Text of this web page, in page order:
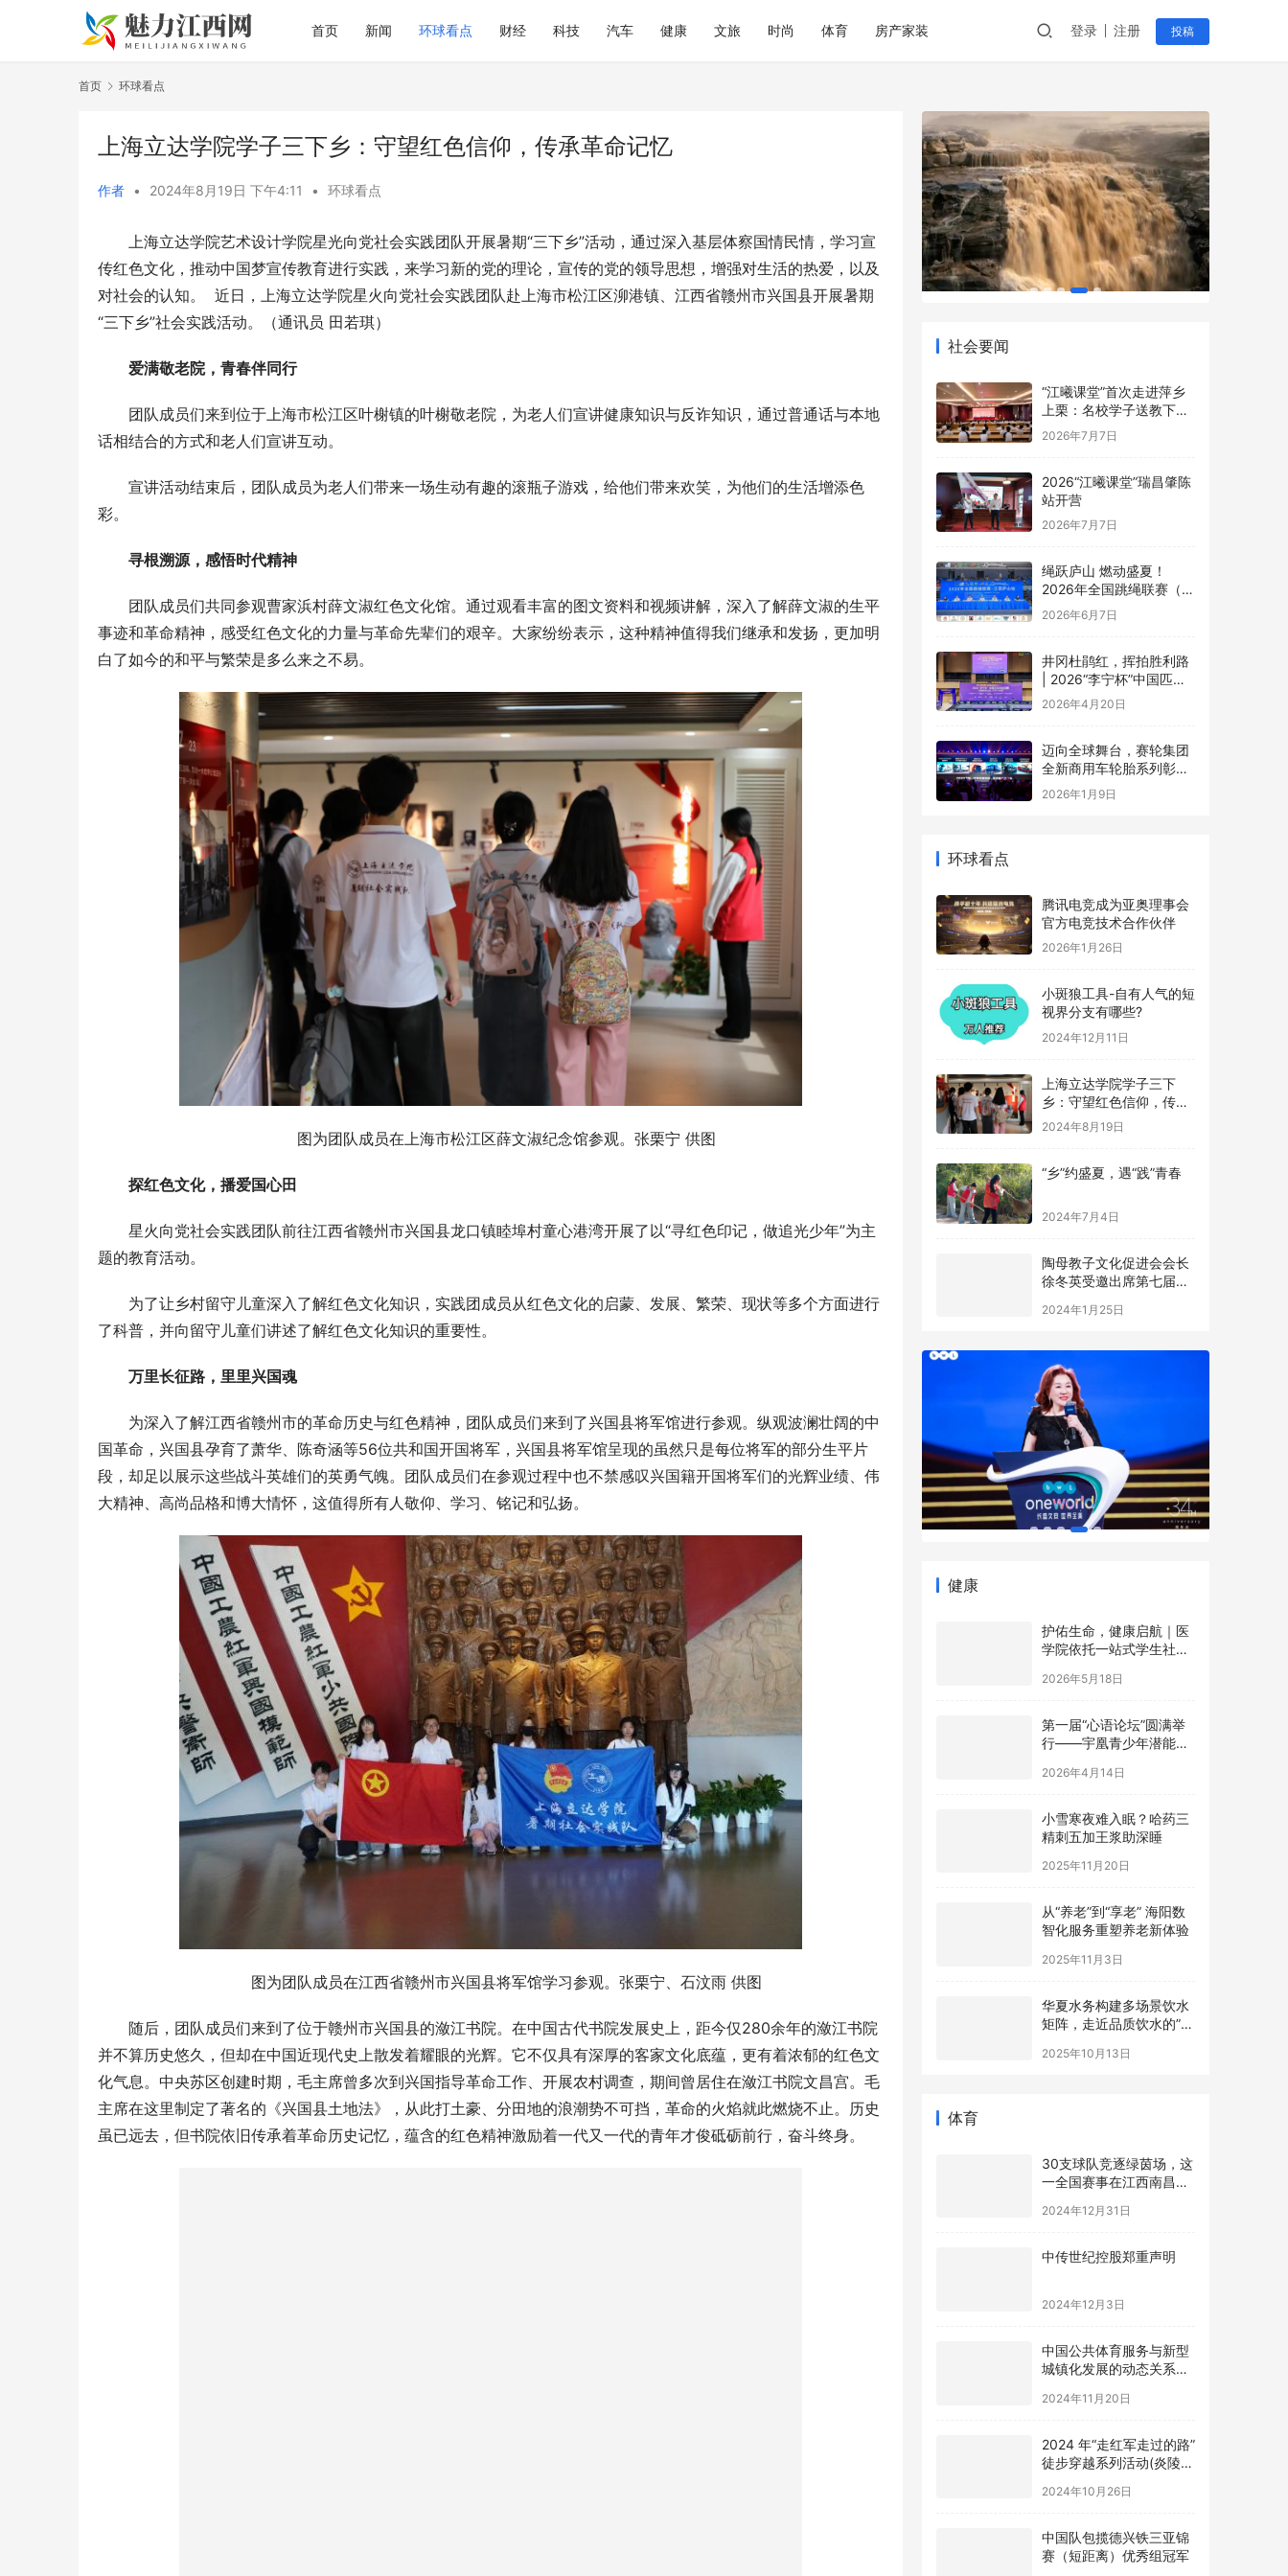
首页 新闻 环球看点 财经 科技 汽车 健康 文旅 时尚 体育 房产家装 登录 注册 投稿
首页 环球看点
上海立达学院学子三下乡：守望红色信仰，传承革命记忆
作者 • 2024年8月19日 下午4:11 • 环球看点
上海立达学院艺术设计学院星光向党社会实践团队开展暑期“三下乡”活动，通过深入基层体察国情民情，学习宣
传红色文化，推动中国梦宣传教育进行实践，来学习新的党的理论，宣传的党的领导思想，增强对生活的热爱，以及
对社会的认知。  近日，上海立达学院星火向党社会实践团队赴上海市松江区泖港镇、江西省赣州市兴国县开展暑期
“三下乡”社会实践活动。（通讯员 田若琪）
爱满敬老院，青春伴同行
团队成员们来到位于上海市松江区叶榭镇的叶榭敬老院，为老人们宣讲健康知识与反诈知识，通过普通话与本地
话相结合的方式和老人们宣讲互动。
宣讲活动结束后，团队成员为老人们带来一场生动有趣的滚瓶子游戏，给他们带来欢笑，为他们的生活增添色
彩。
寻根溯源，感悟时代精神
团队成员们共同参观曹家浜村薛文淑红色文化馆。通过观看丰富的图文资料和视频讲解，深入了解薛文淑的生平
事迹和革命精神，感受红色文化的力量与革命先辈们的艰辛。大家纷纷表示，这种精神值得我们继承和发扬，更加明
白了如今的和平与繁荣是多么来之不易。
图为团队成员在上海市松江区薛文淑纪念馆参观。张栗宁 供图
探红色文化，播爱国心田
星火向党社会实践团队前往江西省赣州市兴国县龙口镇睦埠村童心港湾开展了以“寻红色印记，做追光少年”为主
题的教育活动。
为了让乡村留守儿童深入了解红色文化知识，实践团成员从红色文化的启蒙、发展、繁荣、现状等多个方面进行
了科普，并向留守儿童们讲述了解红色文化知识的重要性。
万里长征路，里里兴国魂
为深入了解江西省赣州市的革命历史与红色精神，团队成员们来到了兴国县将军馆进行参观。纵观波澜壮阔的中
国革命，兴国县孕育了萧华、陈奇涵等56位共和国开国将军，兴国县将军馆呈现的虽然只是每位将军的部分生平片
段，却足以展示这些战斗英雄们的英勇气魄。团队成员们在参观过程中也不禁感叹兴国籍开国将军们的光辉业绩、伟
大精神、高尚品格和博大情怀，这值得所有人敬仰、学习、铭记和弘扬。
图为团队成员在江西省赣州市兴国县将军馆学习参观。张栗宁、石汶雨 供图
随后，团队成员们来到了位于赣州市兴国县的潋江书院。在中国古代书院发展史上，距今仅280余年的潋江书院
并不算历史悠久，但却在中国近现代史上散发着耀眼的光辉。它不仅具有深厚的客家文化底蕴，更有着浓郁的红色文
化气息。中央苏区创建时期，毛主席曾多次到兴国指导革命工作、开展农村调查，期间曾居住在潋江书院文昌宫。毛
主席在这里制定了著名的《兴国县土地法》，从此打土豪、分田地的浪潮势不可挡，革命的火焰就此燃烧不止。历史
虽已远去，但书院依旧传承着革命历史记忆，蕴含的红色精神激励着一代又一代的青年才俊砥砺前行，奋斗终身。
社会要闻
“江曦课堂”首次走进萍乡
上栗：名校学子送教下乡
点亮乡村少年暑期梦
2026年7月7日
2026“江曦课堂”瑞昌肇陈
站开营
2026年7月7日
绳跃庐山 燃动盛夏！
2026年全国跳绳联赛（江
西庐山站）盛大开幕
2026年6月7日
井冈杜鹃红，挥拍胜利路
| 2026“李宁杯”中国匹克
球巡回赛井冈山站圆满落
2026年4月20日
迈向全球舞台，赛轮集团
全新商用车轮胎系列彰显
中国品牌实力
2026年1月9日
环球看点
腾讯电竞成为亚奥理事会
官方电竞技术合作伙伴
2026年1月26日
小斑狼工具-自有人气的短
视界分支有哪些?
2024年12月11日
上海立达学院学子三下
乡：守望红色信仰，传承
革命记忆
2024年8月19日
“乡”约盛夏，遇“践”青春
2024年7月4日
陶母教子文化促进会会长
徐冬英受邀出席第七届公
2024年1月25日
健康
护佑生命，健康启航｜医
学院依托一站式学生社区
式健康科普游园会
2026年5月18日
第一届“心语论坛”圆满举
行——宇凰青少年潜能成
长基地协办，助力青少年
心理健康事业
精刺五加王浆助深睡
智化服务重塑养老新体验
矩阵，走近品质饮水的”最
后一米“
一全国赛事在江西南昌进
贤县开赛
城镇化发展的动态关系及
优化路径研究
徒步穿越系列活动(炎陵
站) 举办
2024年10月26日
赛（短距离）优秀组冠军